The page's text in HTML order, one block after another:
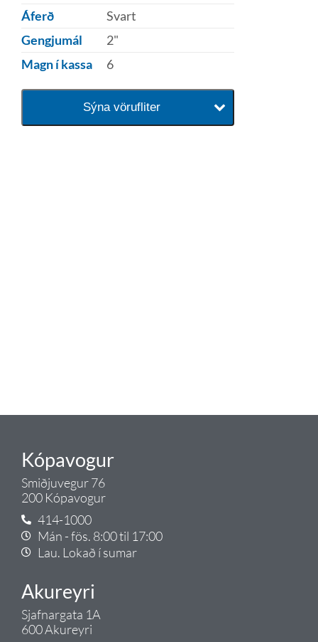
Áferð
Svart
Gengjumál
2"
Magn í kassa
6
Sýna vörufliter
Kópavogur
Smiðjuvegur 76
200 Kópavogur
414-1000
Mán - fös. 8:00 til 17:00
Lau. Lokað í sumar
Akureyri
Sjafnargata 1A
600 Akureyri